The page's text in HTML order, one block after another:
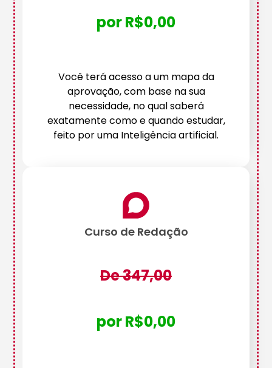
por R$0,00
Você terá acesso a um mapa da
aprovação, com base na sua
necessidade, no qual saberá
exatamente como e quando estudar,
feito por uma Inteligência artificial.
Curso de Redação
De 347,00
por R$0,00